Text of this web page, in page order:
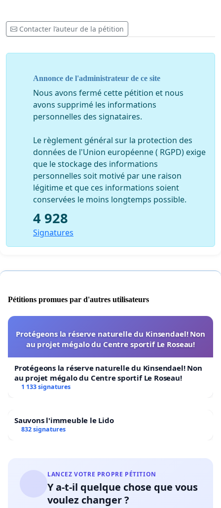
Contacter l’auteur de la pétition
Annonce de l'administrateur de ce site
Nous avons fermé cette pétition et nous
avons supprimé les informations
personnelles des signataires.
Le règlement général sur la protection des
données de l'Union européenne ( RGPD) exige
que le stockage des informations
personnelles soit motivé par une raison
légitime et que ces informations soient
conservées le moins longtemps possible.
4 928
Signatures
Pétitions promues par d'autres utilisateurs
Protégeons la réserve naturelle du Kinsendael! Non
au projet mégalo du Centre sportif Le Roseau!
Protégeons la réserve naturelle du Kinsendael! Non
au projet mégalo du Centre sportif Le Roseau!
1 133 signatures
Sauvons l'immeuble le Lido
832 signatures
LANCEZ VOTRE PROPRE PÉTITION
Y a-t-il quelque chose que vous
voulez changer ?